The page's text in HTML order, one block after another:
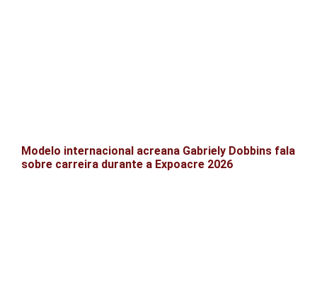
Modelo internacional acreana Gabriely Dobbins fala
sobre carreira durante a Expoacre 2026